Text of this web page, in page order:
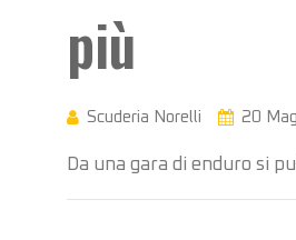
più
Scuderia Norelli 20
Da una gara di enduro si